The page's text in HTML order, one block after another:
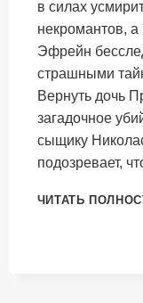
в силах
некромантов,
Эфрейн
страшными
Вернуть дочь
загадочное
сыщику
подозревает,
ЧИТАТЬ